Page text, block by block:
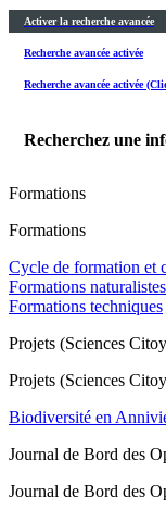
Activer la recherche avancée
Recherche avancée activée
Recherche avancée activée
Recherchez une
Formations
Formations
Cycle de formation et
Formations naturalistes
Formations techniques
Projets (Sciences
Projets (Sciences
Biodiversité en
Journal de Bord des
Journal de Bord des